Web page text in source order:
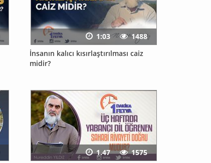
İnsanın kalıcı kısırlaştırılması caiz
midir?
1:03 1488
1.47 1575